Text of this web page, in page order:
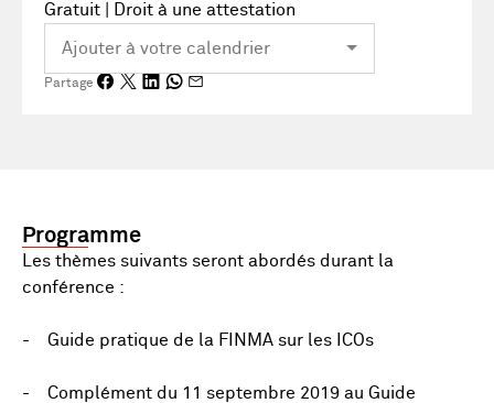
Gratuit | Droit à une attestation
Partage
Programme
Les thèmes suivants seront abordés durant la
conférence :
- Guide pratique de la FINMA sur les ICOs
- Complément du 11 septembre 2019 au Guide